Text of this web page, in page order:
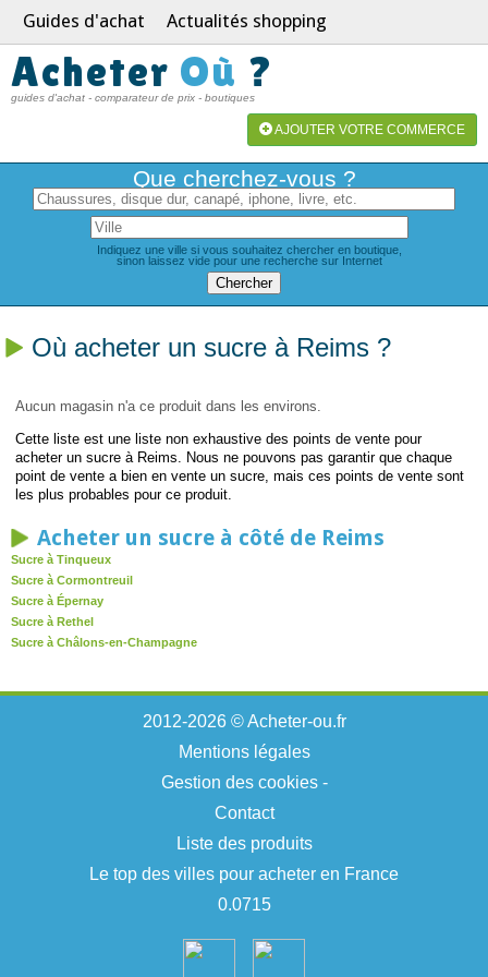
Guides d'achat Actualités shopping
Acheter Où ?
guides d'achat - comparateur de prix - boutiques
AJOUTER VOTRE COMMERCE
Que cherchez-vous ?
Indiquez une ville si vous souhaitez chercher en boutique,
sinon laissez vide pour une recherche sur Internet
Où acheter un sucre à Reims ?
Aucun magasin n'a ce produit dans les environs.
Cette liste est une liste non exhaustive des points de vente pour
acheter un sucre à Reims. Nous ne pouvons pas garantir que chaque
point de vente a bien en vente un sucre, mais ces points de vente sont
les plus probables pour ce produit.
Acheter un sucre à côté de Reims
Sucre à Tinqueux
Sucre à Cormontreuil
Sucre à Épernay
Sucre à Rethel
Sucre à Châlons-en-Champagne
2012-2026 © Acheter-ou.fr
Mentions légales
Gestion des cookies-
Contact
Liste des produits
Le top des villes pour acheter en France
0.0715